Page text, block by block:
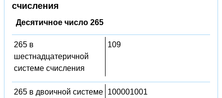
счисления
Десятичное число 265
265 в
шестнадцатеричной
системе счисления
109
265 в двоичной системе 100001001